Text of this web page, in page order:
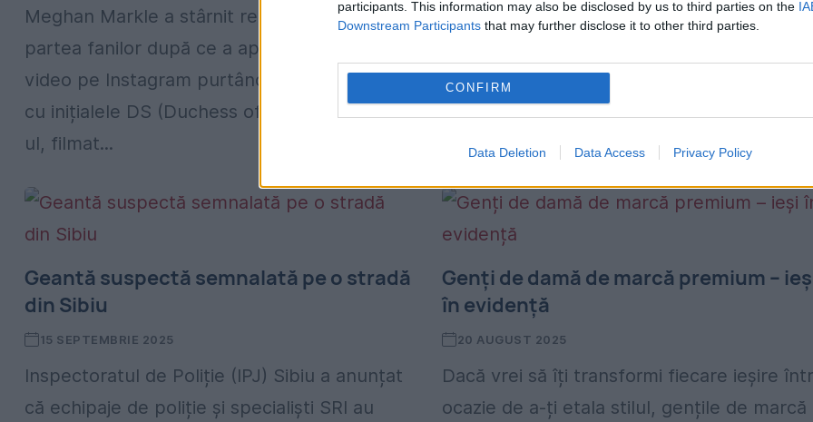
participants. This information may also be disclosed by us to third parties on the
Downstream Participants that may further disclose it to other third parties.
CONFIRM
Data Deletion Data Access Privacy Policy
Meghan Markle a stârnit reacții mixte din
partea fanilor după ce a apărut într-un nou
video pe Instagram purtând o geantă mare
cu inițialele DS (Duchess of Sussex). Video-
ul, filmat...
Geantă suspectă semnalată pe o stradă
din Sibiu
15 SEPTEMBRIE 2025
Inspectoratul de Poliție (IPJ) Sibiu a anunțat
că echipaje de poliție și specialiști SRI au
Genți de damă de marcă premium –
în evidență
20 AUGUST 2025
Dacă vrei să îți transformi fiecare ieșire
ocazie de a-ți etala stilul, gențile de marcă